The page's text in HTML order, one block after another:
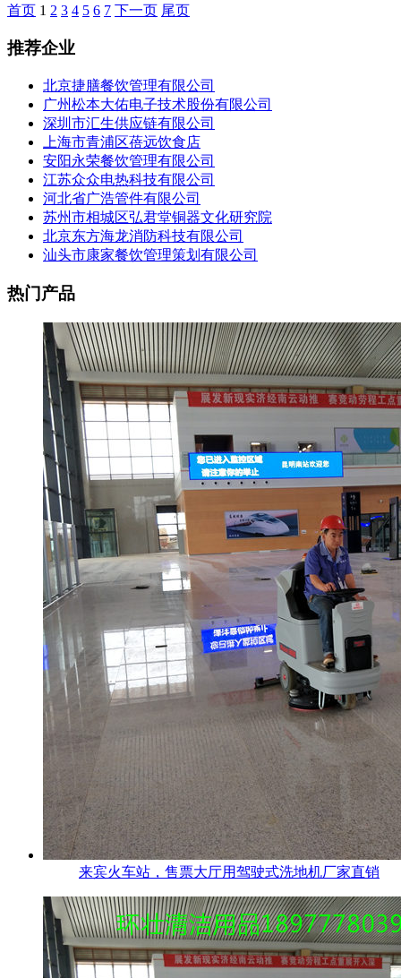
首页 1 2 3 4 5 6 7 下一页 尾页
推荐企业
北京捷膳餐饮管理有限公司
广州松本大佑电子技术股份有限公司
深圳市汇生供应链有限公司
上海市青浦区蓓远饮食店
安阳永荣餐饮管理有限公司
江苏众众电热科技有限公司
河北省广浩管件有限公司
苏州市相城区弘君堂铜器文化研究院
北京东方海龙消防科技有限公司
汕头市康家餐饮管理策划有限公司
热门产品
来宾火车站，售票大厅用驾驶式洗地机厂家直销